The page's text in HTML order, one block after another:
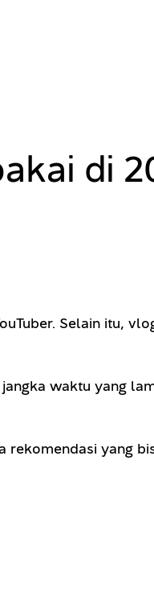
di
Selain itu,
waktu yang
yang